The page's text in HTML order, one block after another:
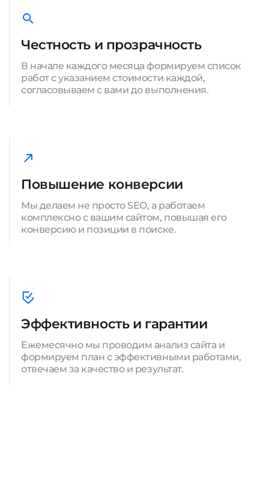
Честность и прозрачность
В начале каждого месяца формируем список
работ с указанием стоимости каждой,
согласовываем с вами до выполнения.
Повышение конверсии
Мы делаем не просто SEO, а работаем
комплексно с вашим сайтом, повышая его
конверсию и позиции в поиске.
Эффективность и гарантии
Ежемесячно мы проводим анализ сайта и
формируем план с эффективными работами,
отвечаем за качество и результат.